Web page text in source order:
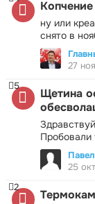
ну или
снято в
27
Щетина
Пробовали
5
25
2